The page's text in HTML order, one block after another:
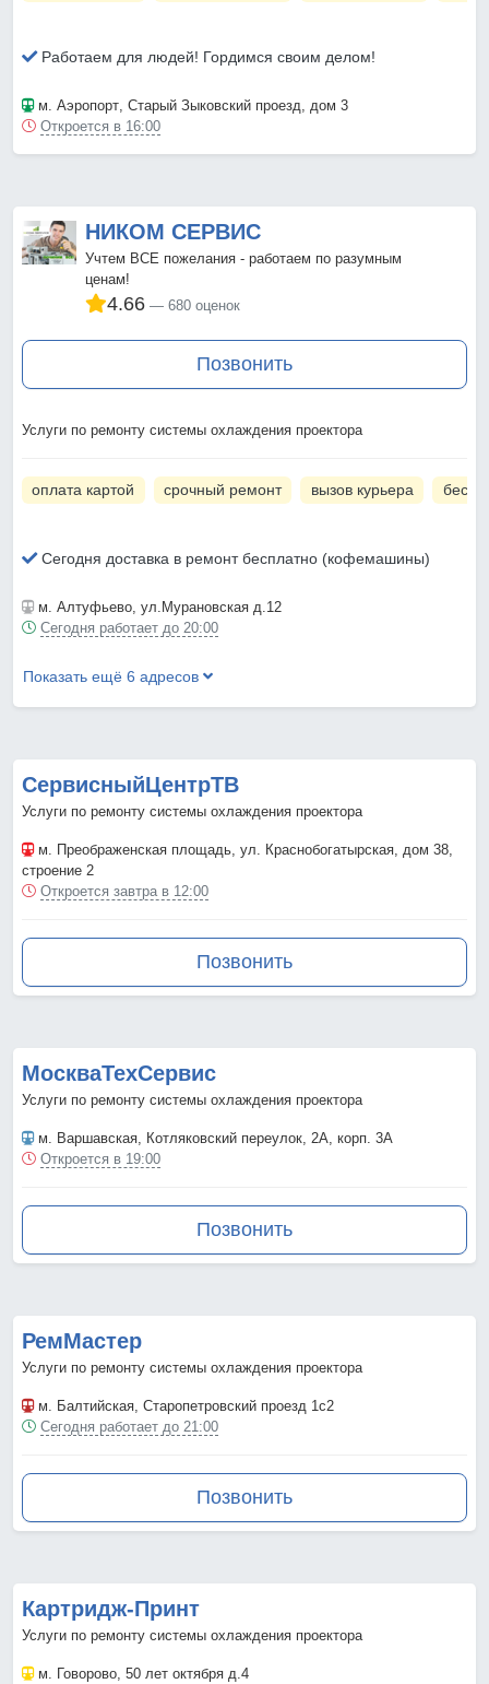
Работаем для людей! Гордимся своим делом!
м. Аэропорт, Старый Зыковский проезд, дом 3
Откроется в 16:00
НИКОМ СЕРВИС
Учтем ВСЕ пожелания - работаем по разумным
ценам!
4.66 680 оценок
Позвонить
Услуги по ремонту системы охлаждения проектора
оплата картой срочный ремонт вызов курьера
Сегодня доставка в ремонт бесплатно (кофемашины)
м. Алтуфьево , ул.Мурановская д.12
Сегодня работает до 20:00
Показать ещё 6 адресов
СервисныйЦентрТВ
Услуги по ремонту системы охлаждения проектора
м. Преображенская площадь , ул. Краснобогатырская, дом 38,
строение 2
Откроется завтра в 12:00
Позвонить
МоскваТехСервис
Услуги по ремонту системы охлаждения проектора
м. Варшавская , Котляковский переулок, 2А, корп. 3А
Откроется в 19:00
Позвонить
РемМастер
Услуги по ремонту системы охлаждения проектора
м. Балтийская , Старопетровский проезд 1с2
Сегодня работает до 21:00
Позвонить
Картридж-Принт
Услуги по ремонту системы охлаждения проектора
м. Говорово , 50 лет октября д.4